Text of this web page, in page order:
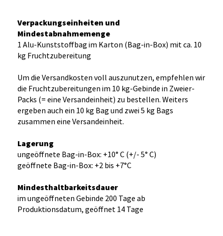
Verpackungseinheiten und
Mindestabnahmemenge
1 Alu-Kunststoffbag im Karton (Bag-in-Box) mit ca. 10
kg Fruchtzubereitung
Um die Versandkosten voll auszunutzen, empfehlen wir
die Fruchtzubereitungen im 10 kg-Gebinde in Zweier-
Packs (= eine Versandeinheit) zu bestellen. Weiters
ergeben auch ein 10 kg Bag und zwei 5 kg Bags
zusammen eine Versandeinheit.
Lagerung
ungeöffnete Bag-in-Box: +10° C (+/- 5° C)
geöffnete Bag-in-Box: +2 bis +7°C
Mindesthaltbarkeitsdauer
im ungeöffneten Gebinde 200 Tage ab
Produktionsdatum, geöffnet 14 Tage